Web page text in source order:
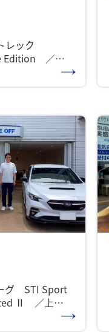
レック
Edition ／上
グ STI Sport
Ⅱ ／上越